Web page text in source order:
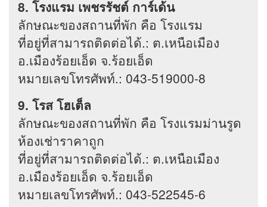
8. โรงแรม เพชรรัชต์ การ์เด้น
ลักษณะของสถานที่พัก คือ โรงแรม
ที่อยู่ที่สามารถติดต่อได้.: ต.เหนือเมือง
อ.เมืองร้อยเอ็ด จ.ร้อยเอ็ด
หมายเลขโทรศัพท์.: 043-519000-8
9. โรส โฮเต็ล
ลักษณะของสถานที่พัก คือ โรงแรมม่านรูด
ห้องเช่าราคาถูก
ที่อยู่ที่สามารถติดต่อได้.: ต.เหนือเมือง
อ.เมืองร้อยเอ็ด จ.ร้อยเอ็ด
หมายเลขโทรศัพท์.: 043-522545-6